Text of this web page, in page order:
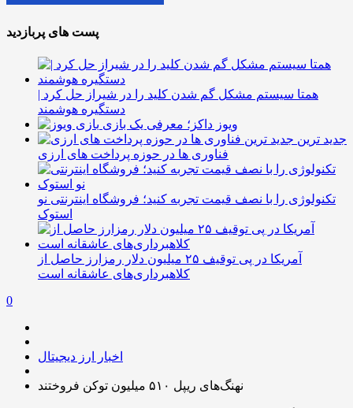
پست های پربازدید
همتا سیستم مشکل گم شدن کلید را در شیراز حل کرد |
دستگیره هوشمند
ویوز داکز؛ معرفی یک بازی
جدید ترین
فناوری ها در حوزه پرداخت های ارزی
تکنولوژی را با نصف قیمت تجربه کنید؛ فروشگاه اینترنتی نو
استوک
آمریکا در پی توقیف ۲۵ میلیون دلار رمزارز حاصل از
کلاهبرداری‌های عاشقانه است
0
اخبار ارز دیجیتال
نهنگ‌های ریپل ۵۱۰ میلیون توکن فروختند